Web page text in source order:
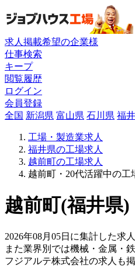
求人掲載希望の企業様
仕事検索
キープ
閲覧履歴
ログイン
会員登録
全国 新潟県 富山県 石川県 福
工場・製造業求人
福井県の工場求人
越前町の工場求人
越前町・20代活躍中の工
越前町(福井県
2026年08月05日に集計した求
また業界別では機械・金属・
フジアルテ株式会社の求人も